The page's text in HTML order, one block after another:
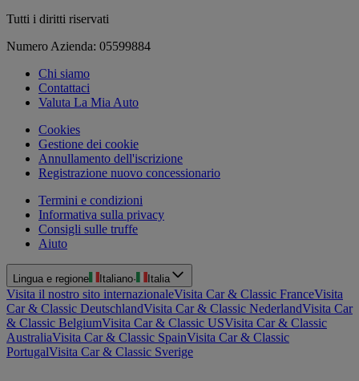
Tutti i diritti riservati
Numero Azienda: 05599884
Chi siamo
Contattaci
Valuta La Mia Auto
Cookies
Gestione dei cookie
Annullamento dell'iscrizione
Registrazione nuovo concessionario
Termini e condizioni
Informativa sulla privacy
Consigli sulle truffe
Aiuto
Lingua e regione Italiano· Italia
Visita il nostro sito internazionaleVisita Car & Classic FranceVisita
Car & Classic DeutschlandVisita Car & Classic NederlandVisita Car
& Classic BelgiumVisita Car & Classic USVisita Car & Classic
AustraliaVisita Car & Classic SpainVisita Car & Classic
PortugalVisita Car & Classic Sverige